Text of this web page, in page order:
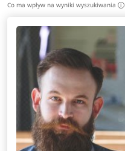
Co ma wpływ na wyniki wyszukiwania i